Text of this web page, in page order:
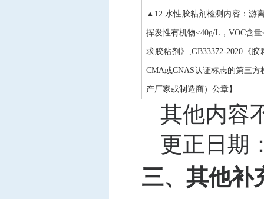
▲12.水性胶粘剂检测内容：游
挥发性有机物≤40g/L，VOC含
求胶粘剂》,GB33372-2020《
CMA或CNAS认证标志的第三
产厂家或制造商）公章】
其他内容
更正日期
三、其他补